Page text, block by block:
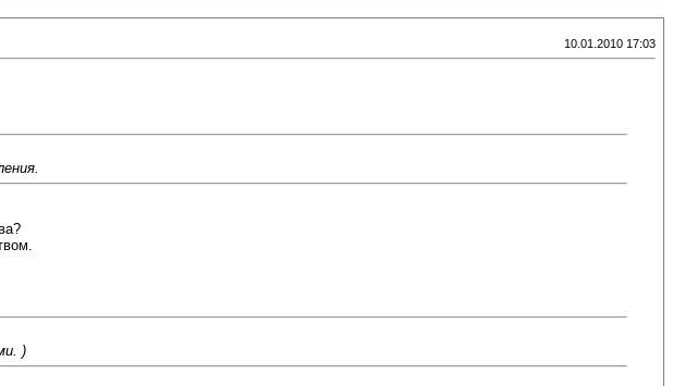
10.01.2010 17:03
)